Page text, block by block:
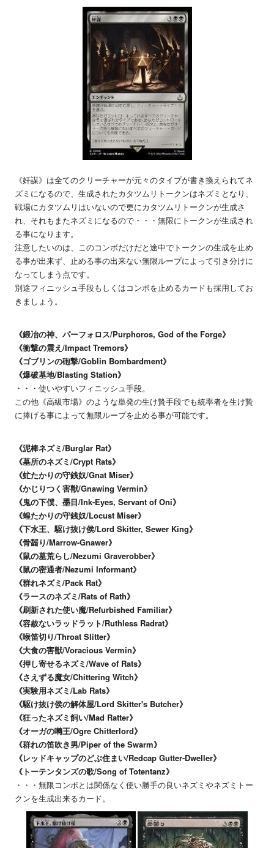
《奸謀》は全てのクリーチャーが元々のタイプが書き換えられてネ
ズミになるので、生成されたカタツムリトークンはネズミとなり、
戦場にカタツムリはいないので更にカタツムリトークンが生成さ
れ、それもまたネズミになるので・・・無限にトークンが生成され
る事になります。
注意したいのは、このコンボだけだと途中でトークンの生成を止め
る事が出来ず、止める事の出来ない無限ループによって引き分けに
なってしまう点です。
別途フィニッシュ手段もしくはコンボを止めるカードも採用してお
きましょう。
《鍛冶の神、パーフォロス/Purphoros, God of the Forge》
《衝撃の震え/Impact Tremors》
《ゴブリンの砲撃/Goblin Bombardment》
《爆破基地/Blasting Station》
・・・使いやすいフィニッシュ手段。
この他《高級市場》のような単発の生け贄手段でも統率者を生け贄
に捧げる事によって無限ループを止める事が可能です。
《泥棒ネズミ/Burglar Rat》
《墓所のネズミ/Crypt Rats》
《虻たかりの守銭奴/Gnat Miser》
《かじりつく害獣/Gnawing Vermin》
《鬼の下僕、墨目/Ink-Eyes, Servant of Oni》
《蝗たかりの守銭奴/Locust Miser》
《下水王、駆け抜け侯/Lord Skitter, Sewer King》
《骨齧り/Marrow-Gnawer》
《鼠の墓荒らし/Nezumi Graverobber》
《鼠の密通者/Nezumi Informant》
《群れネズミ/Pack Rat》
《ラースのネズミ/Rats of Rath》
《刷新された使い魔/Refurbished Familiar》
《容赦ないラッドラット/Ruthless Radrat》
《喉笛切り/Throat Slitter》
《大食の害獣/Voracious Vermin》
《押し寄せるネズミ/Wave of Rats》
《さえずる魔女/Chittering Witch》
《実験用ネズミ/Lab Rats》
《駆け抜け侯の解体屋/Lord Skitter's Butcher》
《狂ったネズミ飼い/Mad Ratter》
《オーガの囀王/Ogre Chitterlord》
《群れの笛吹き男/Piper of the Swarm》
《レッドキャップのどぶ住まい/Redcap Gutter-Dweller》
《トーテンタンズの歌/Song of Totentanz》
・・・無限コンボとは関係なく使い勝手の良いネズミやネズミトー
クンを生成出来るカード。